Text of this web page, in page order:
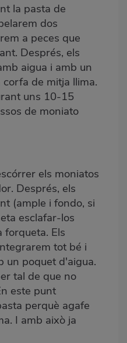
la pasta de
dos
a peces que
Després, els
aigua i amb un
de mitja llima.
uns 10-15
de moniato
els moniatos
Després, els
(ample i fondo, si
esclafar-los
forqueta. Els
tot bé i
un poquet d'aigua.
tal de que no
este punt
perquè agafe
I amb això ja